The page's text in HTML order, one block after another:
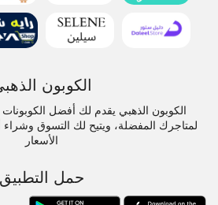
الكوبون
الكوبون الذهبي يقدم لك أفضل
لمتاجرك المفضلة، ويتيح لك التسوق وشراء
الأسعار
حمل التطبيق